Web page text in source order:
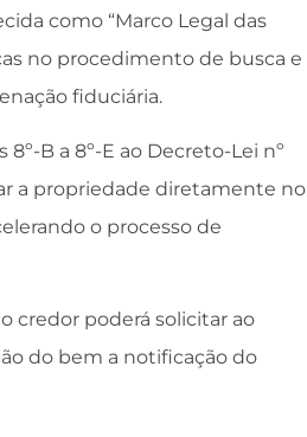
como “Marco Legal das
no procedimento de busca e
fiduciária.
B a 8º-E ao Decreto-Lei nº
a propriedade diretamente no
o processo de
credor poderá solicitar ao
do bem a notificação do